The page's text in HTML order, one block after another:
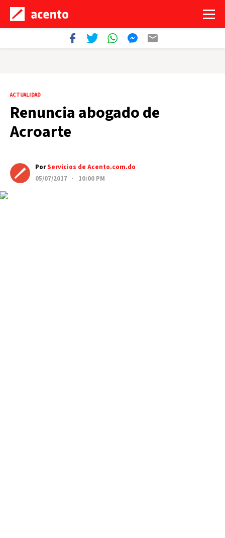
ACTUALIDAD
Renuncia abogado de
Acroarte
PorServicios de Acento.com.do
05/07/2017 · 10:00 PM